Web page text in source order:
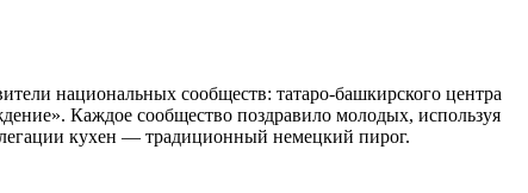
национальных сообществ: татаро-башкирского центра
Каждое сообщество поздравило молодых, используя
кухен — традиционный немецкий пирог.